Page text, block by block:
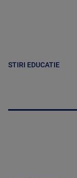
STIRI EDUCATIE